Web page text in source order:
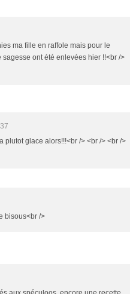
ma fille en raffole mais pour le
ont été enlevées hier !!<br />
plutot glace alors!!!<br /> <br /> <br />
bisous<br />